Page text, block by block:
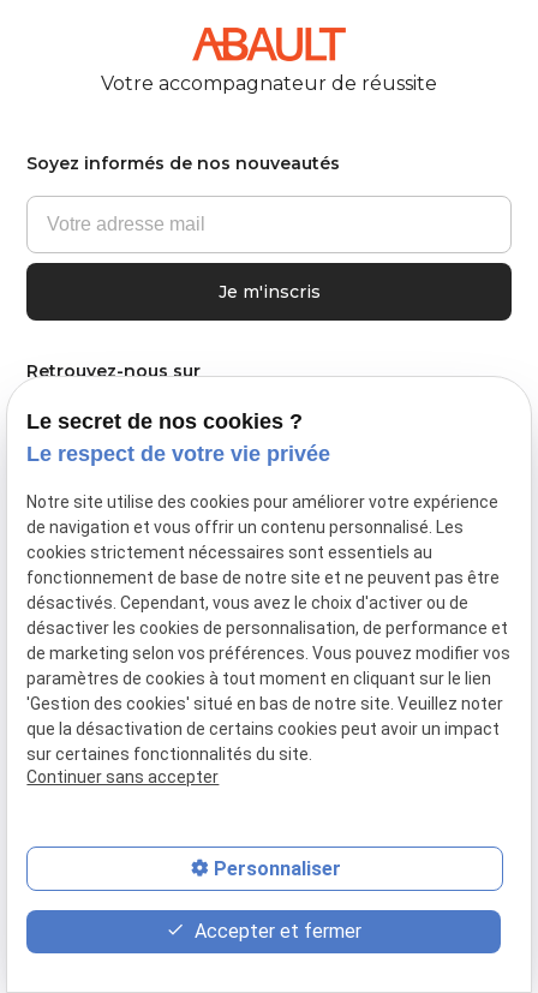
Votre accompagnateur de réussite
Soyez informés de nos nouveautés
Retrouvez-nous sur
Linkedin
Facebook
Instagram
Youtube
Toulouse
3 Rue d'Alsace Lorraine
Le secret de nos cookies ?
Le respect de votre vie privée
Notre site utilise des cookies pour améliorer votre expérience
de navigation et vous offrir un contenu personnalisé. Les
cookies strictement nécessaires sont essentiels au
fonctionnement de base de notre site et ne peuvent pas être
désactivés. Cependant, vous avez le choix d'activer ou de
désactiver les cookies de personnalisation, de performance et
de marketing selon vos préférences. Vous pouvez modifier vos
paramètres de cookies à tout moment en cliquant sur le lien
'Gestion des cookies' situé en bas de notre site. Veuillez noter
que la désactivation de certains cookies peut avoir un impact
sur certaines fonctionnalités du site.
Continuer sans accepter
Personnaliser
Accepter et fermer